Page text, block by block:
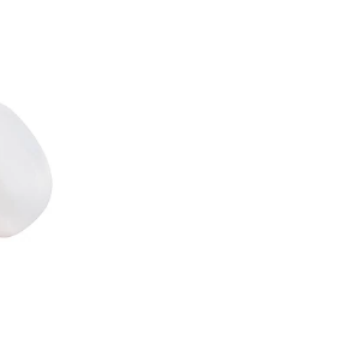
QUARTZ ROSE SKIN IRON FACE ROSE